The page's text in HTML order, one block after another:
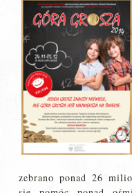
zebrano ponad 26